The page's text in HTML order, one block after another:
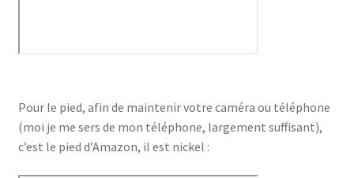
Pour le pied, afin de maintenir votre caméra ou téléphone
(moi je me sers de mon téléphone, largement suffisant),
c’est le pied d’Amazon, il est nickel :